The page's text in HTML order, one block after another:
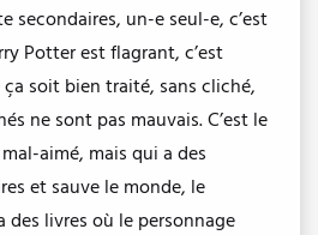
secondaires, un-e seul-e, c’est
Potter est flagrant, c’est
soit bien traité, sans cliché,
ne sont pas mauvais. C’est le
aimé, mais qui a des
et sauve le monde, le
des livres où le personnage